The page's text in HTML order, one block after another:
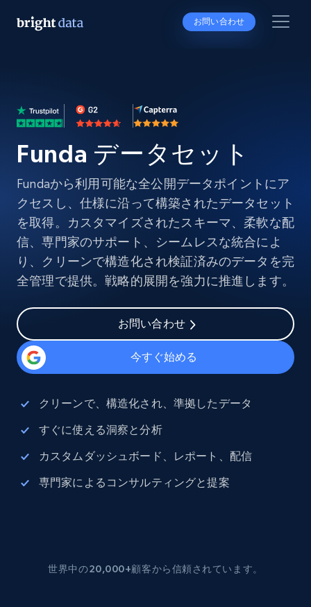
お問い合わせ
Funda データセット
Fundaから利用可能な全公開データポイントにア
クセスし、仕様に沿って構築されたデータセット
を取得。カスタマイズされたスキーマ、柔軟な配
信、専門家のサポート、シームレスな統合によ
り、クリーンで構造化され検証済みのデータを完
全管理で提供。戦略的展開を強力に推進します。
お問い合わせ
今すぐ始める
クリーンで、構造化され、準拠したデータ
すぐに使える洞察と分析
カスタムダッシュボード、レポート、配信
専門家によるコンサルティングと提案
世界中の20,000+顧客から信頼されています。